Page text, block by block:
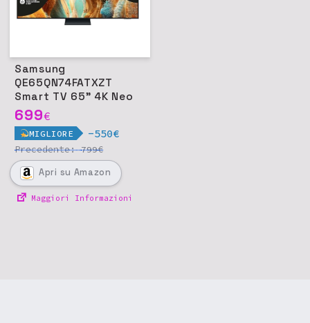
Samsung
QE65QN74FATXZT
Smart TV 65" 4K Neo
QLED
699€
MIGLIORE -550€
Precedente:799€
Apri su Amazon
Maggiori Informazioni